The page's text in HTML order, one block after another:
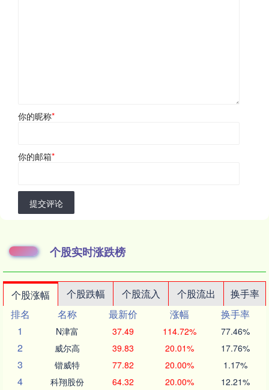
你的昵称*
你的邮箱*
提交评论
个股实时涨跌榜
个股涨幅 个股跌幅 个股流入 个股流出
换手率
排名
名称 最新价 涨幅
换手率
1
N津富 37.49 114.72% 77.46%
2 威尔高 39.83 20.01% 17.76%
3 锴威特 77.82 20.00% 1.17%
4 科翔股份 64.32 20.00% 12.21%